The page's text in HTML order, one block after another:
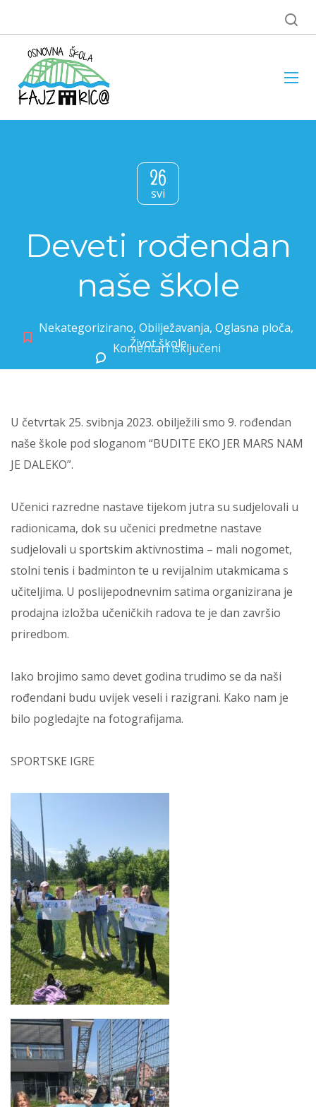
26
svi
Deveti rođendan
naše škole
Nekategorizirano, Obilježavanja, Oglasna ploča,
Život škole
Komentari isključeni
U četvrtak 25. svibnja 2023. obilježili smo 9. rođendan
naše škole pod sloganom “BUDITE EKO JER MARS NAM
JE DALEKO”.
Učenici razredne nastave tijekom jutra su sudjelovali u
radionicama, dok su učenici predmetne nastave
sudjelovali u sportskim aktivnostima – mali nogomet,
stolni tenis i badminton te u revijalnim utakmicama s
učiteljima. U poslijepodnevnim satima organizirana je
prodajna izložba učeničkih radova te je dan završio
priredbom.
Iako brojimo samo devet godina trudimo se da naši
rođendani budu uvijek veseli i razigrani. Kako nam je
bilo pogledajte na fotografijama.
SPORTSKE IGRE